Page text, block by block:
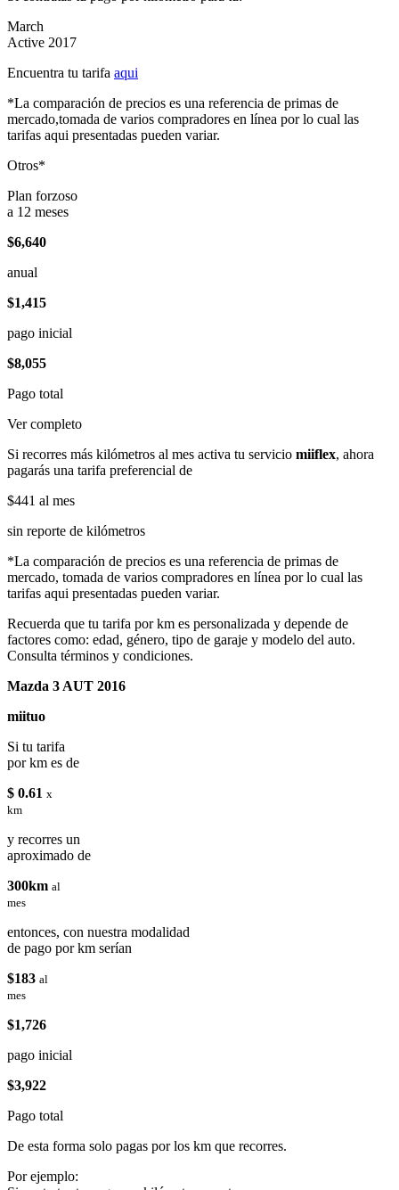
March
Active 2017
Encuentra tu tarifa aqui
*La comparación de precios es una referencia de primas de
mercado,tomada de varios compradores en línea por lo cual las
tarifas aqui presentadas pueden variar.
Otros*
Plan forzoso
a 12 meses
$6,640
anual
$1,415
pago inicial
$8,055
Pago total
Ver completo
Si recorres más kilómetros al mes activa tu servicio miiflex, ahora
pagarás una tarifa preferencial de
$441 al mes
sin reporte de kilómetros
*La comparación de precios es una referencia de primas de
mercado, tomada de varios compradores en línea por lo cual las
tarifas aqui presentadas pueden variar.
Recuerda que tu tarifa por km es personalizada y depende de
factores como: edad, género, tipo de garaje y modelo del auto.
Consulta términos y condiciones.
Mazda 3 AUT 2016
miituo
Si tu tarifa
por km es de
$ 0.61 x
km
y recorres un
aproximado de
300km al
mes
entonces, con nuestra modalidad
de pago por km serían
$183 al
mes
$1,726
pago inicial
$3,922
Pago total
De esta forma solo pagas por los km que recorres.
Por ejemplo: